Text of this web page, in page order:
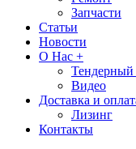
Запчасти
Статьи
Новости
О Нас +
Тендерный
Видео
Доставка и
Лизинг
Контакты